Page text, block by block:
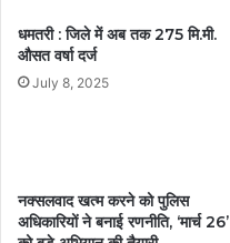
धमतरी : जिले में अब तक 275 मि.मी.
औसत वर्षा दर्ज
July 8, 2025
नक्सलवाद खत्म करने को पुलिस
अधिकारियों ने बनाई रणनीति, ‘मार्च 26’